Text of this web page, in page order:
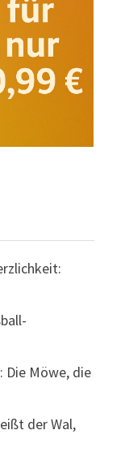
Die Möwe, die
der Wal,